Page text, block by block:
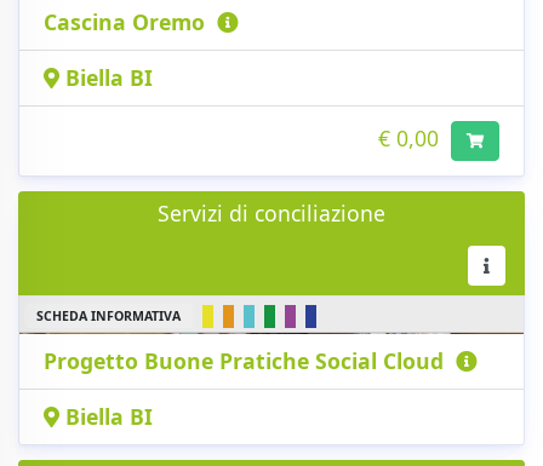
Cascina Oremo
Biella BI
€ 0,00
Servizi di conciliazione
SCHEDA INFORMATIVA
Progetto Buone Pratiche Social Cloud
Biella BI